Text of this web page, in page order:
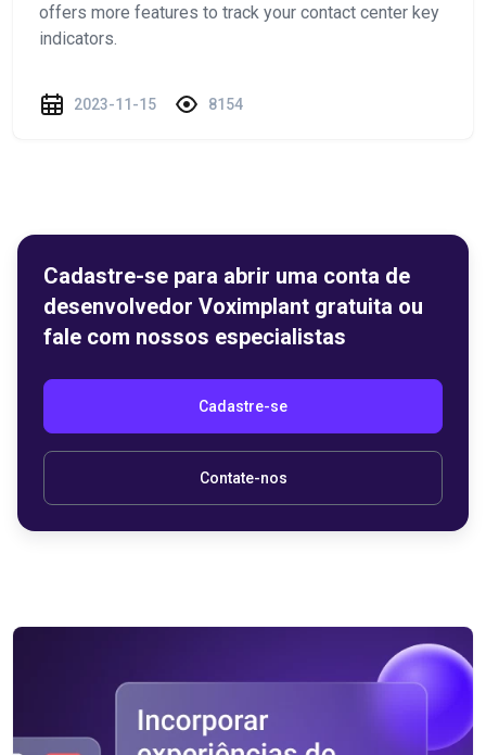
offers more features to track your contact center key
indicators.
2023-11-15 8154
Cadastre-se para abrir uma conta de
desenvolvedor Voximplant gratuita ou
fale com nossos especialistas
Cadastre-se
Contate-nos